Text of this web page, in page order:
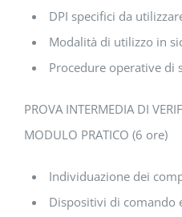
DPI specifici da
Modalità di utilizzo in
Procedure operative di
PROVA INTERMEDIA DI
MODULO PRATICO (6 ore)
Individuazione dei
Dispositivi di comando